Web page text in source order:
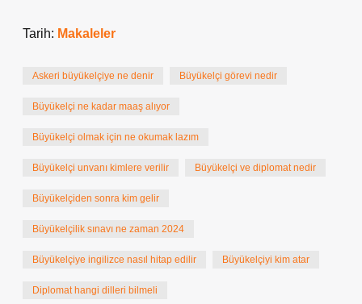
Tarih: Makaleler
Askeri büyükelçiye ne denir Büyükelçi görevi nedir
Büyükelçi ne kadar maaş alıyor
Büyükelçi olmak için ne okumak lazım
Büyükelçi unvanı kimlere verilir Büyükelçi ve diplomat nedir
Büyükelçiden sonra kim gelir
Büyükelçilik sınavı ne zaman 2024
Büyükelçiye ingilizce nasıl hitap edilir Büyükelçiyi kim atar
Diplomat hangi dilleri bilmeli